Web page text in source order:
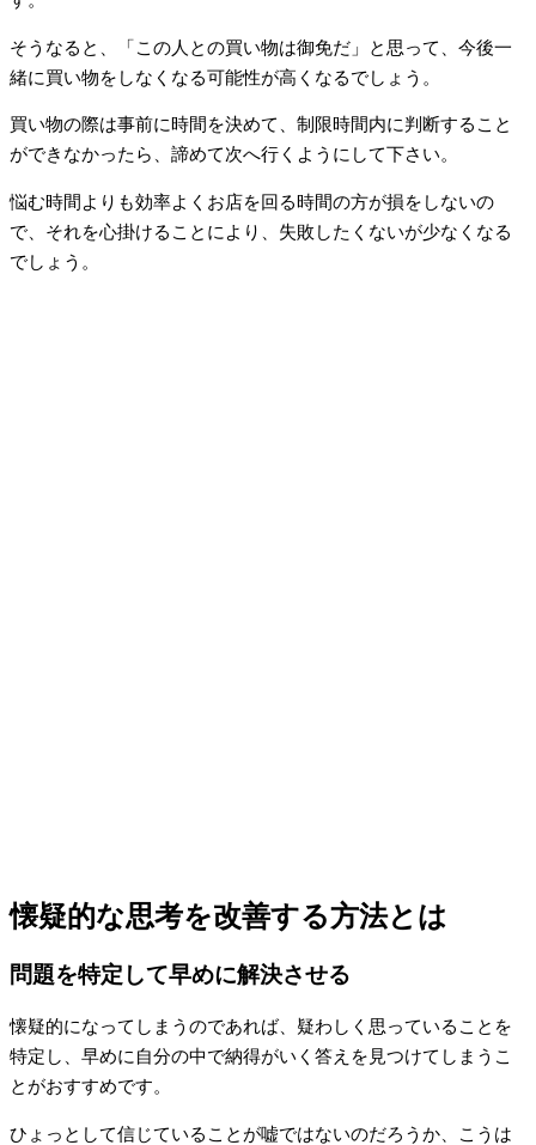
そうなると、「この人との買い物は御免だ」と思って、今後一
緒に買い物をしなくなる可能性が高くなるでしょう。
買い物の際は事前に時間を決めて、制限時間内に判断すること
ができなかったら、諦めて次へ行くようにして下さい。
悩む時間よりも効率よくお店を回る時間の方が損をしないの
で、それを心掛けることにより、失敗したくないが少なくなる
でしょう。
懐疑的な思考を改善する方法とは
問題を特定して早めに解決させる
懐疑的になってしまうのであれば、疑わしく思っていることを
特定し、早めに自分の中で納得がいく答えを見つけてしまうこ
とがおすすめです。
ひょっとして信じていることが嘘ではないのだろうか、こうは